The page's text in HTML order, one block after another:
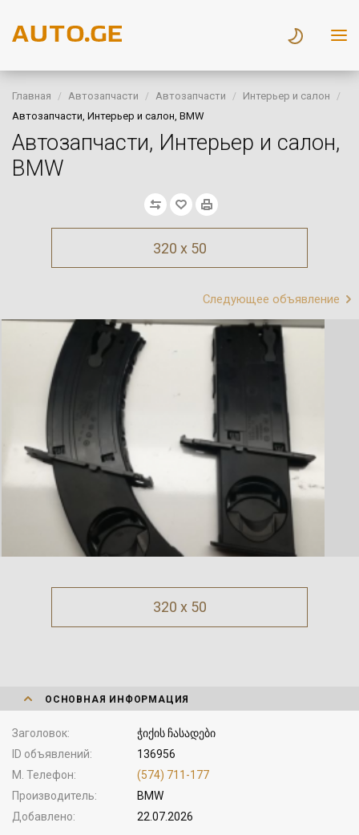
Главная Автозапчасти Автозапчасти
Интерьер и салон
Автозапчасти, Интерьер и салон, BMW
Автозапчасти, Интерьер и салон,
BMW
320 x 50
Следующее объявление
320 x 50
ОСНОВНАЯ ИНФОРМАЦИЯ
Заголовок
ჭიქის ჩასადები
ID объявлений
136956
М. Телефон
(574) 711-177
Производитель
BMW
Добавлено
22.07.2026